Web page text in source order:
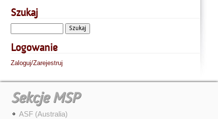
Szukaj
Logowanie
Zaloguj/Zarejestruj
Sekcje MSP
ASF (Australia)